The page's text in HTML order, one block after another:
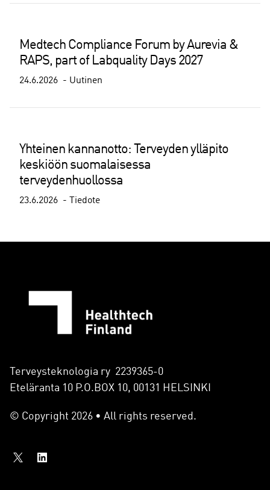
Medtech Compliance Forum by Aurevia &
RAPS, part of Labquality Days 2027
24.6.2026 Uutinen
Yhteinen kannanotto: Terveyden ylläpito
keskiöön suomalaisessa
terveydenhuollossa
23.6.2026 Tiedote
Terveysteknologia ry 2239365-0
Eteläranta 10 P.O.BOX 10, 00131 HELSINKI
© Copyright 2026 • All rights reserved.